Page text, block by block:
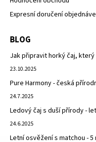
Expresní doručení
BLOG
Jak připravit horký čaj,
23.10.2025
Pure Harmony - česká
24.7.2025
Ledový čaj s duší přírody -
24.6.2025
Letní osvěžení s matchou -